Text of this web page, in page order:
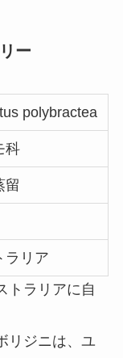
ー
polybractea
科
留
ラリア
トラリアに自
リジニは、ユ